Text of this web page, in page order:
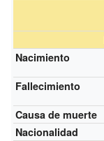
Nacimiento
Fallecimiento
Causa de muerte
Nacionalidad